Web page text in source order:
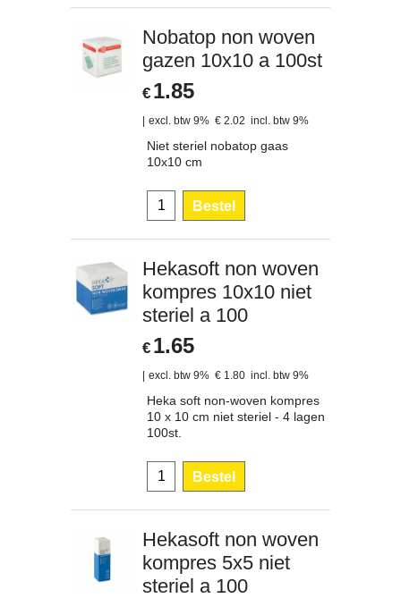
Nobatop non woven
gazen 10x10 a 100st
€ 1.85
excl. btw 9% € 2.02 incl. btw 9%
Niet steriel nobatop gaas
10x10 cm
Bestel
Hekasoft non woven
kompres 10x10 niet
steriel a 100
€ 1.65
excl. btw 9% € 1.80 incl. btw 9%
Heka soft non-woven kompres
10 x 10 cm niet steriel - 4 lagen
100st.
Bestel
Hekasoft non woven
kompres 5x5 niet
steriel a 100